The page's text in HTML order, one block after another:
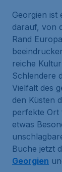
Georgien
darauf, von
Rand
reiche
Schlendere
Vielfalt des
den Küsten
perfekte Ort
etwas
Buche jetzt
Georgien